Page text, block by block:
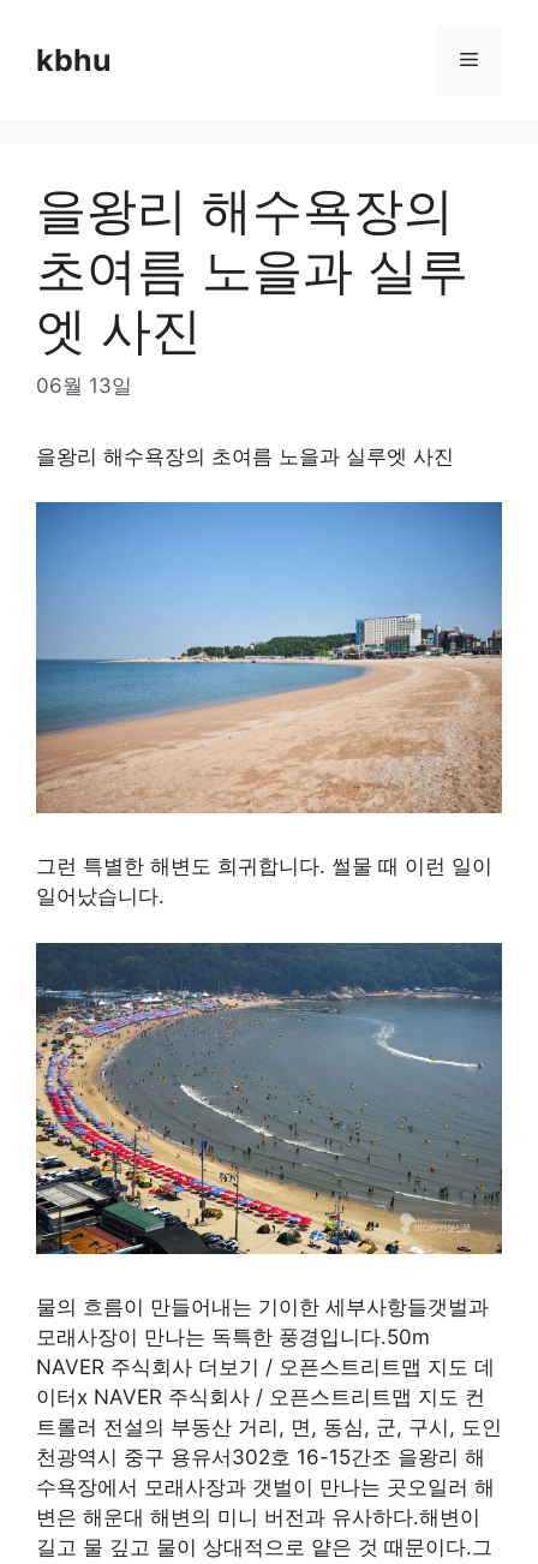
contentkbhu Menu
을왕리 해수욕장의
초여름 노을과 실루
엣 사진
06월 13일
을왕리 해수욕장의 초여름 노을과 실루엣 사진
그런 특별한 해변도 희귀합니다. 썰물 때 이런 일이
일어났습니다.
물의 흐름이 만들어내는 기이한 세부사항들갯벌과
모래사장이 만나는 독특한 풍경입니다.50m
NAVER 주식회사 더보기 / 오픈스트리트맵 지도 데
이터x NAVER 주식회사 / 오픈스트리트맵 지도 컨
트롤러 전설의 부동산 거리, 면, 동심, 군, 구시, 도인
천광역시 중구 용유서302호 16-15간조 을왕리 해
수욕장에서 모래사장과 갯벌이 만나는 곳오일러 해
변은 해운대 해변의 미니 버전과 유사하다.해변이
길고 물 깊고 물이 상대적으로 얕은 것 때문이다.그